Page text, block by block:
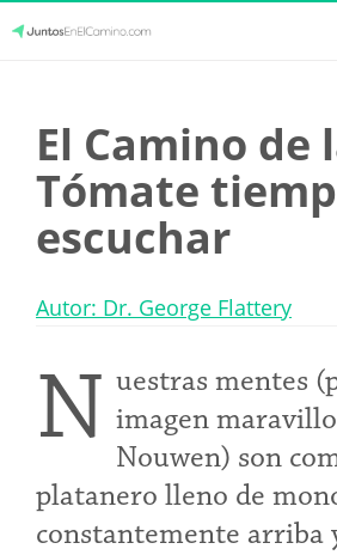
contentEl Camino de
Tómate
escuchar
Autor: Dr. George Flattery
N uestras mentes
imagen
Nouwen) son
platanero lleno de
constantemente arriba